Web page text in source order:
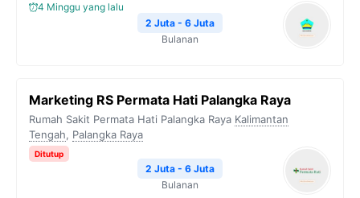
4 Minggu yang lalu
2 Juta - 6 Juta
Bulanan
Marketing RS Permata Hati Palangka Raya
Rumah Sakit Permata Hati Palangka Raya Kalimantan
Tengah, Palangka Raya
Ditutup
2 Juta - 6 Juta
Bulanan